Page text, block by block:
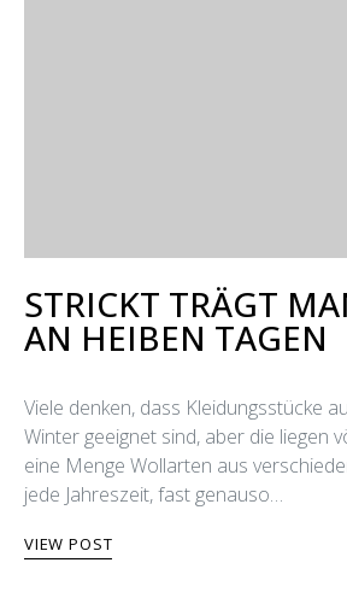
STRICKT TRÄGT
AN HEIΒEN TAGEN
Viele denken, dass Kleidungsstücke
Winter geeignet sind, aber die liegen
eine Menge Wollarten aus
jede Jahreszeit, fast genauso…
VIEW POST